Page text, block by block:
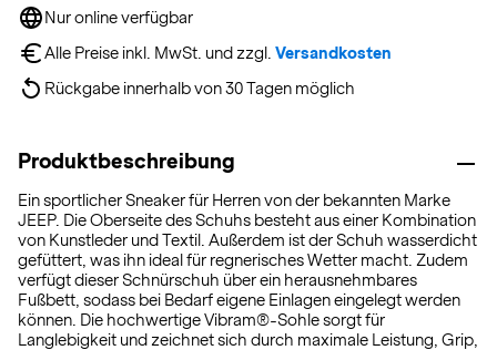
Nur online verfügbar
Alle Preise inkl. MwSt. und zzgl. Versandkosten
Rückgabe innerhalb von 30 Tagen möglich
Produktbeschreibung
Ein sportlicher Sneaker für Herren von der bekannten Marke
JEEP. Die Oberseite des Schuhs besteht aus einer Kombination
von Kunstleder und Textil. Außerdem ist der Schuh wasserdicht
gefüttert, was ihn ideal für regnerisches Wetter macht. Zudem
verfügt dieser Schnürschuh über ein herausnehmbares
Fußbett, sodass bei Bedarf eigene Einlagen eingelegt werden
können. Die hochwertige Vibram®-Sohle sorgt für
Langlebigkeit und zeichnet sich durch maximale Leistung, Grip,